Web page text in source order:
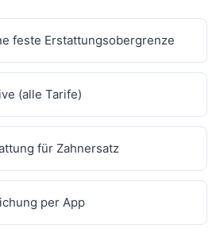
feste Erstattungsobergrenze
(alle Tarife)
für Zahnersatz
per App